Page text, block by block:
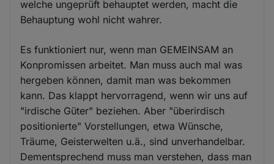
welche ungeprüft behauptet werden, macht die
Behauptung wohl nicht wahrer.
Es funktioniert nur, wenn man GEMEINSAM an
Konpromissen arbeitet. Man muss auch mal was
hergeben können, damit man was bekommen
kann. Das klappt hervorragend, wenn wir uns auf
"irdische Güter" beziehen. Aber "überirdisch
positionierte" Vorstellungen, etwa Wünsche,
Träume, Geisterwelten u.ä., sind unverhandelbar.
Dementsprechend muss man verstehen, dass man